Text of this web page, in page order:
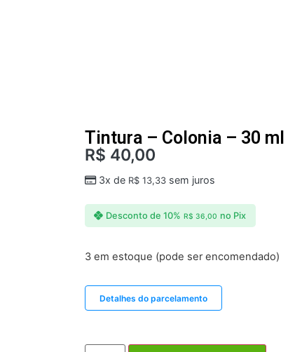
Tintura – Colonia – 30 ml
R$ 40,00
3x de R$13,33sem juros
Desconto de 10% R$ 36,00 no Pix
3 em estoque (pode ser encomendado)
Detalhes do parcelamento